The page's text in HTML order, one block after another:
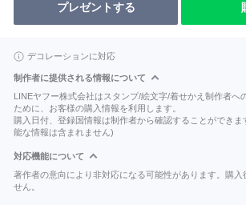
プレゼントする
デコレーションに対応
制作者に提供される情報について
LINEヤフー株式会社はスタンプ/絵文字/着せかえ制作者へ
ために、お客様の購入情報を利用します。
購入日付、登録国情報は制作者から確認することができ
能な情報は含まれません)
対応機能について
著作者の意向により非対応になる可能性があります。購入
せん。